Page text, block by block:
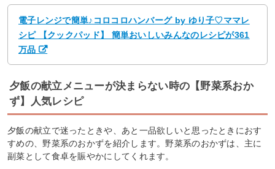
電子レンジで簡単♪コロコロハンバーグ by ゆり子♡ママレ
シピ 【クックパッド】 簡単おいしいみんなのレシピが361
万品
夕飯の献立メニューが決まらない時の【野菜系おか
ず】人気レシピ
夕飯の献立で迷ったときや、あと一品欲しいと思ったときにおす
すめの、野菜系のおかずを紹介します。野菜系のおかずは、主に
副菜として食卓を賑やかにしてくれます。